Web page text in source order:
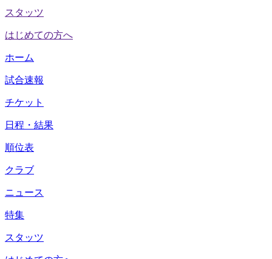
スタッツ
はじめての方へ
ホーム
試合速報
チケット
日程・結果
順位表
クラブ
ニュース
特集
スタッツ